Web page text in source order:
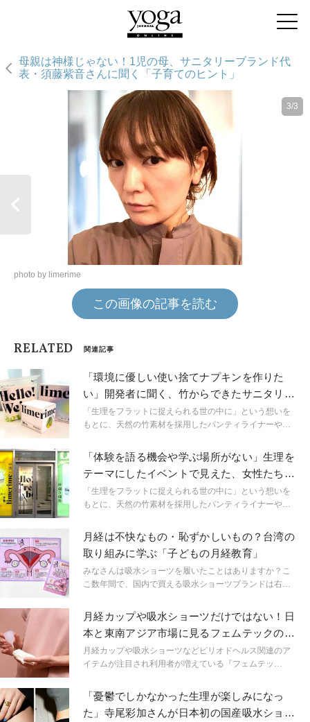
母親は神様じゃない！1児の母、サニタリーブランド代
表・須藤紫音さんに聞く「子育てのヒント」
3/3
photo by limerime
この画像の記事を読む
RELATED 関連記事
「環境に優しい使い捨てナプキンを作りた
い」開発者に聞く、竹からできたサニタリー
パッド誕生秘話
「生理をフラットに捉えられる世の中に」という想いを
もとに、天然の竹素材を採用したパンティライナーやサ
ライム）」代表・須藤さんインタビュー。ライターも実
際に商品を試してみましたが、適度な厚みと抜群のやわ
らかさで、着けていることを忘れるような肌ざわりでし
た。今回は須藤さんから、バンブーパッド誕生の背景や
商品に込めた想いをお伺いしました。
「体験を語る機会や学ぶ場所がない」生理を
テーマにしたイベントで見えた、女性たちが
抱える問題
「生理をフラットに捉えられる世の中に」という想いを
もとに、天然の竹素材を採用したパンティライナーやサ
ライム）」代表・須藤さんインタビュー。ライターも実
際に商品を試してみましたが、適度な厚みと抜群のやわ
らかさで、着けていることを忘れるような肌ざわりでし
た。今回は須藤さんに、生理を語ること自体がタブー視
される風潮のなか、生理の歴史をテーマにしたリアルイ
ました。
月経は不快なもの・恥ずかしいもの？台湾の
取り組みに学ぶ「子どもの月経教育」
みなさんは吸水ショーツを履いたことはありますか？こ
こ数年間で、国内で買える吸水ショーツブランドは右肩
ンド「ムーンパンツ」は早い段階から日本で取り扱われ
ており、現在も抜群の存在感を示しています。今回は
「月亮褲（ムーンパンツ）」を展開する「谷慕慕®️
GoMoond®️」共同創業者＆デザイナーの陳苑伊（ユア
ン・イー）さんにインタビュー。開発秘話や、商品への
さを語っていただきました。
月経カップや吸水ショーツだけではない！日
本と東南アジア市場に見るフェムテックの真
髄
月経カップや吸水ショーツなどピリオドヘルス関連のア
イテムが注目され利用者が増えている『フェムテッ
と期待されているそう。今回は、世界初のフェムテック
専門オンラインストアを展開するfermata（フェルマー
タ）株式会社の初の海外支店であるfermata Asia Pte. Ltd.
「憂鬱でしかなかった生理が楽しみになっ
た」寺尾彩加さんが日本初の国産吸水ショー